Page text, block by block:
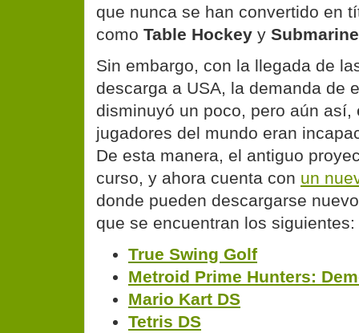
que nunca se han convertido en
como Table Hockey y Submarine
Sin embargo, con la llegada de
descarga a USA, la demanda de
disminuyó un poco, pero aún así,
jugadores del mundo eran
De esta manera, el antiguo
curso, y ahora cuenta con un
donde pueden descargarse
que se encuentran los siguientes:
True Swing Golf
Metroid Prime Hunters:
Mario Kart DS
Tetris DS